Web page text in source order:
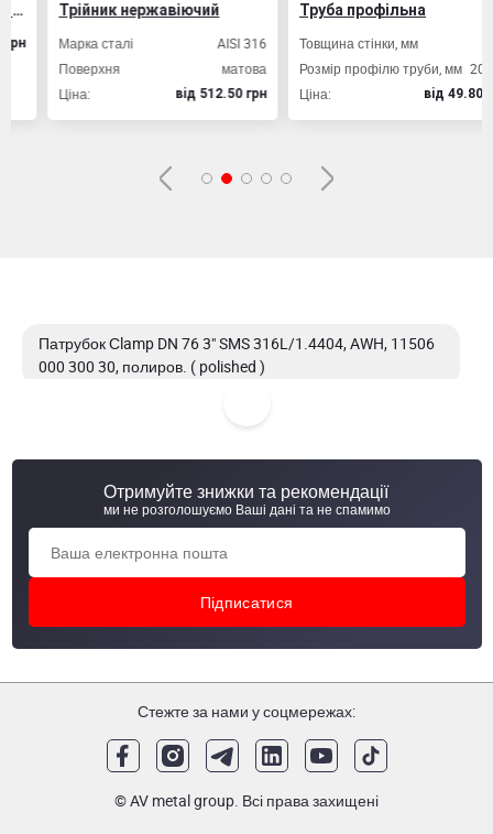
Трійник нержавіючий
Марка сталі
AISI 316
Поверхня
матова
Ціна:
вiд 512.50 грн
Труба профільна
Товщина стінки, мм
Розмір профілю труби, мм 20х20
Ціна:
вiд 49.80 грн
Патрубок Сlamp DN 76 3" SMS 316L/1.4404, AWH, 11506
000 300 30, полиров. ( polished )
Патрубок Сlamp DN 25 1" SMS AISI 304/304L
Отримуйте знижки та рекомендації
ми не розголошуємо Ваші дані та не спамимо
Стежте за нами у соцмережах:
© AV metal group. Всі права захищені